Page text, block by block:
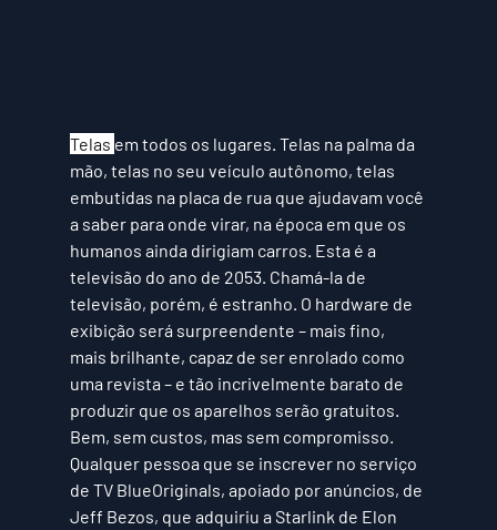
Telas em todos os lugares. Telas na palma da
mão, telas no seu veículo autônomo, telas
embutidas na placa de rua que ajudavam você
a saber para onde virar, na época em que os
humanos ainda dirigiam carros. Esta é a
televisão do ano de 2053. Chamá-la de
televisão, porém, é estranho. O hardware de
exibição será surpreendente – mais fino,
mais brilhante, capaz de ser enrolado como
uma revista – e tão incrivelmente barato de
produzir que os aparelhos serão gratuitos.
Bem, sem custos, mas sem compromisso.
Qualquer pessoa que se inscrever no serviço
de TV BlueOriginals, apoiado por anúncios, de
Jeff Bezos, que adquiriu a Starlink de Elon